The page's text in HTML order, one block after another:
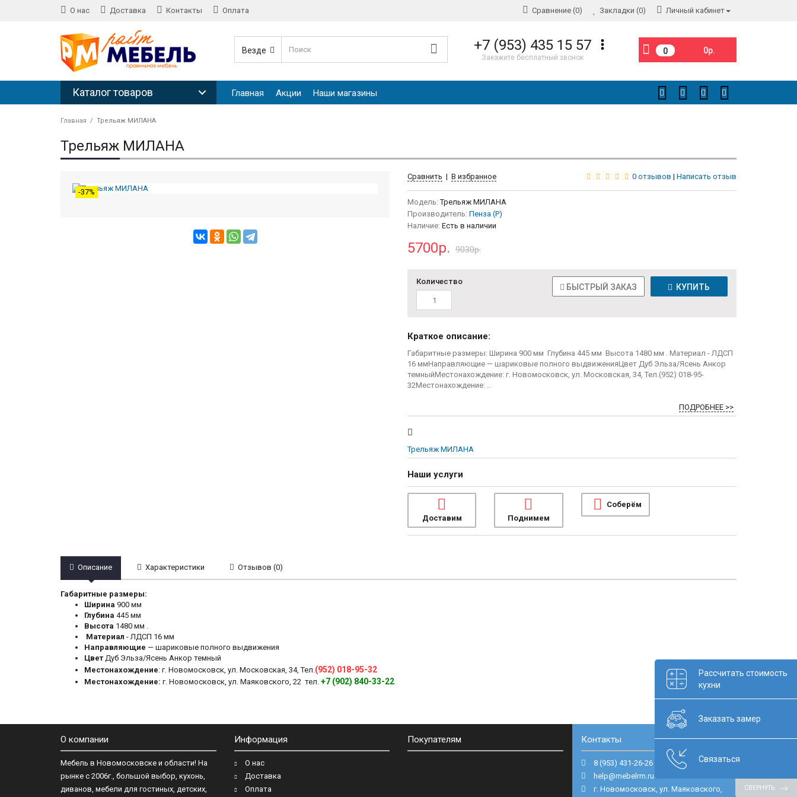
О нас Доставка Контакты Оплата Сравнение (0) Закладки (0) Личный кабинет
Везде +7 (953) 435 15 57
Закажите бесплатный звонок
0 0р.
Каталог товаров Главная Акции Наши магазины
Главная Трельяж МИЛАНА
Трельяж МИЛАНА
-37%
Сравнить | В избранное 0 отзывов | Написать отзыв
Модель: Трельяж МИЛАНА
Производитель: Пенза (Р)
Наличие: Есть в наличии
5700р. 9030р.
Количество
КУПИТЬ
БЫСТРЫЙ ЗАКАЗ
Краткое описание:
Габаритные размеры: Ширина 900 мм Глубина 445 мм Высота 1480 мм . Материал - ЛДСП
16 ммНаправляющие — шариковые полного выдвиженияЦвет Дуб Эльза/Ясень Анкор
темныйМестонахождение: г. Новомосковск, ул. Московская, 34, Тел.(952) 018-95-
32Местонахождение: ..
ПОДРОБНЕЕ >>
Трельяж МИЛАНА
Наши услуги
Доставим Поднимем
Соберём
Описание Характеристики Отзывов (0)
Габаритные размеры:
Ширина 900 мм
Глубина 445 мм
Высота 1480 мм .
Материал - ЛДСП 16 мм
Направляющие — шариковые полного выдвижения
Цвет Дуб Эльза/Ясень Анкор темный
Местонахождение: г. Новомосковск, ул. Московская, 34, Тел. (952) 018-95-32
Местонахождение: г. Новомосковск, ул. Маяковского, 22 тел. +7 (902) 840-33-22
О компании
Мебель в Новомосковске и области! На
рынке с 2006г., большой выбор, кухонь,
диванов, мебели для гостиных, детских,
Информация
О нас
Доставка
Оплата
Покупателям Контакты
8 (953) 431-26-26
help@mebelrm.ru
г. Новомосковск, ул. Маяковского,
Рассчитать стоимость
кухни
Заказать замер
Связаться
СВЕРНУТЬ